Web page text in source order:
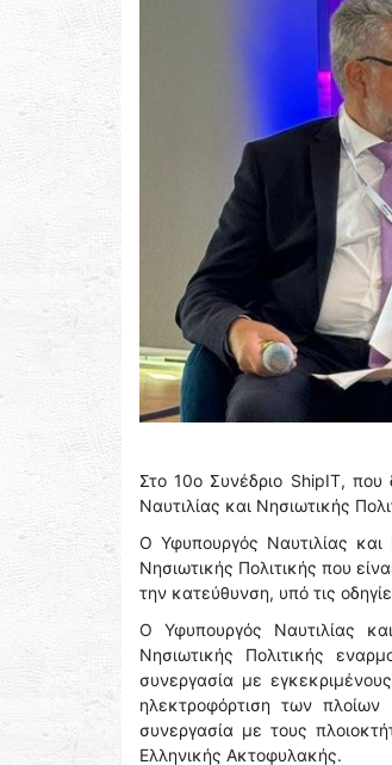
Στο 10ο Συνέδριο ShipIT,
Ναυτιλίας και Νησιωτικής
Ο Υφυπουργός Ναυτιλίας και
Νησιωτικής Πολιτικής που
την κατεύθυνση, υπό τις
Ο Υφυπουργός Ναυτιλίας
Νησιωτικής Πολιτικής
συνεργασία με
ηλεκτροφόρτιση των
συνεργασία με τους
Ελληνικής Ακτοφυλακής.